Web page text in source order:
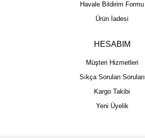
Havale Bildirim Formu
Ürün İadesi
HESABIM
Müşteri Hizmetleri
Sıkça Sorulan Soruları
Kargo Takibi
Yeni Üyelik